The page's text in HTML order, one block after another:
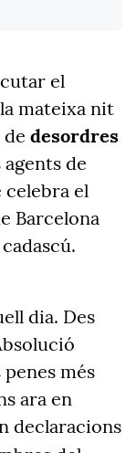
el
mateixa nit
desordres
de
el
Barcelona
dia. Des
més
ara en
declaracions